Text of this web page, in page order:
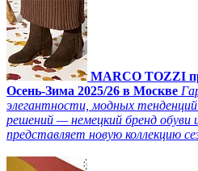
MARCO TOZZI
Осень-Зима 2025/26 в Москве
элегантности, модных тенденций
решений — немецкий бренд обуви
представляет новую коллекцию